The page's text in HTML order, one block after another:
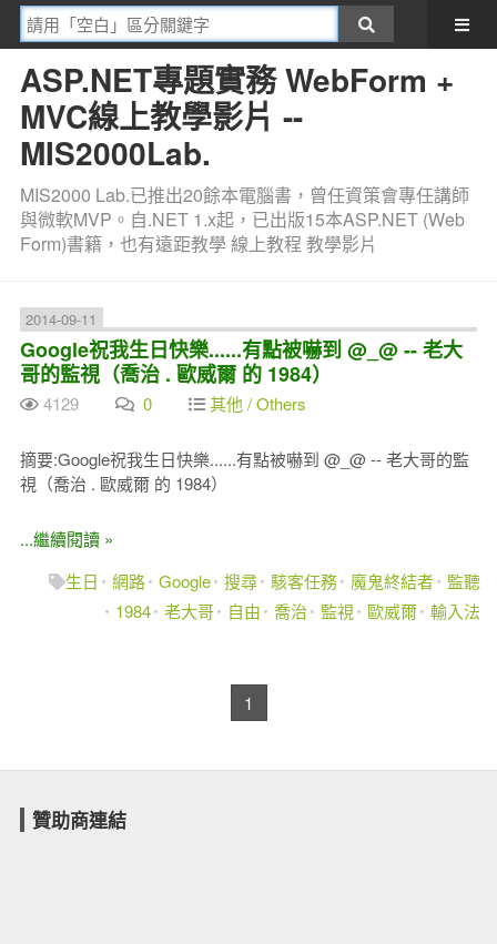
ASP.NET專題實務 WebForm +
MVC線上教學影片 --
MIS2000Lab.
MIS2000 Lab.已推出20餘本電腦書，曾任資策會專任講師
與微軟MVP。自.NET 1.x起，已出版15本ASP.NET (Web
Form)書籍，也有遠距教學 線上教程 教學影片
2014-09-11
Google祝我生日快樂......有點被嚇到 @_@ -- 老大
哥的監視（喬治 . 歐威爾 的 1984）
4129 0 其他 / Others
摘要:Google祝我生日快樂......有點被嚇到 @_@ -- 老大哥的監
視（喬治 . 歐威爾 的 1984）
...繼續閱讀 »
生日
網路 Google 搜尋 駭客任務 魔鬼終結者
監聽
1984 老大哥 自由 喬治 監視 歐威爾 輸入法
1
贊助商連結